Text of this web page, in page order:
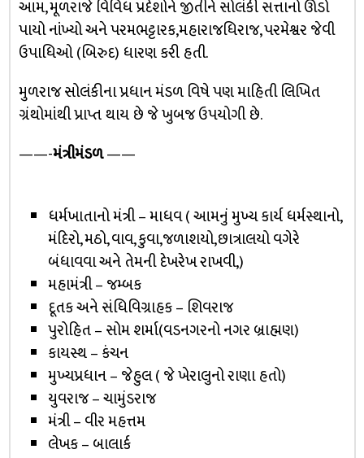
આમ, મૂળરાજે વિવિધ પ્રદેશોને જીતીને સોલંકી સત્તાનો ઊંડો
પાયો નાંખ્યો અને પરમભટ્ટારક,મહારાજધિરાજ, પરમેશ્વર જેવી
ઉપાધિઓ (બિરુદ) ધારણ કરી હતી.
મુળરાજ સોલંકીના પ્રધાન મંડળ વિષે પણ માહિતી લિખિત
ગ્રંથોમાંથી પ્રાપ્ત થાય છે જે ખુબજ ઉપયોગી છે.
——-મંત્રીમંડળ——
ધર્મખાતાનો મંત્રી – માધવ ( આમનું મુખ્ય કાર્ય ધર્મસ્થાનો,
મંદિરો, મઠો, વાવ, કુવા,જળાશયો,છાત્રાલયો વગેરે
બંધાવવા અને તેમની દેખરેખ રાખવી,)
મહામંત્રી – જમ્બક
દૂતક અને સંધિવિગ્રાહક – શિવરાજ
પુરોહિત – સોમ શર્મા(વડનગરનો નગર બ્રાહ્મણ)
કાયસ્થ – કંચન
મુખ્યપ્રધાન – જેહુલ ( જે ખેરાલુનો રાણા હતો)
યુવરાજ – ચામુંડરાજ
મંત્રી – વીર મહત્તમ
લેખક – બાલાર્ક